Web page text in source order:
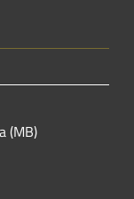
(MB)